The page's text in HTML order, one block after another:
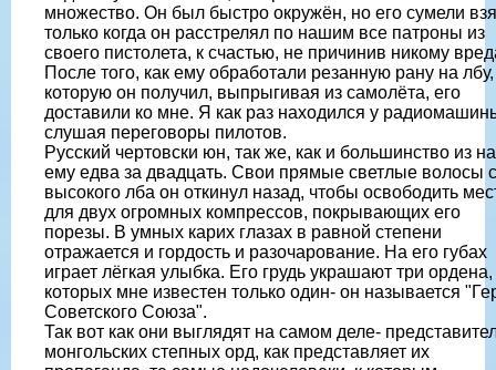
множество. Он был быстро окружён, но его сумели
только когда он расстрелял по нашим все патроны из
своего пистолета, к счастью, не причинив никому
После того, как ему обработали резанную рану на лбу,
которую он получил, выпрыгивая из самолёта, его
доставили ко мне. Я как раз находился у
слушая переговоры пилотов.
Русский чертовски юн, так же, как и большинство из
ему едва за двадцать. Свои прямые светлые волосы с
высокого лба он откинул назад, чтобы освободить
для двух огромных компрессов, покрывающих его
порезы. В умных карих глазах в равной степени
отражается и гордость и разочарование. На его губах
играет лёгкая улыбка. Его грудь украшают три ордена,
которых мне известен только один- он называется
Советского Союза".
Так вот как они выглядят на самом деле-
монгольских степных орд, как представляет их